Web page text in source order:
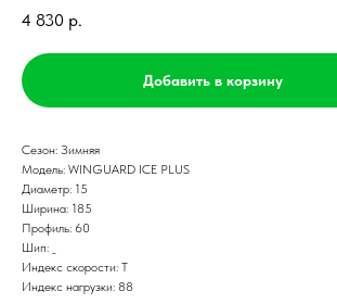
4 830 р.
Добавить в корзину
Сезон: Зимняя
Модель: WINGUARD ICE PLUS
Диаметр: 15
Ширина: 185
Профиль: 60
Шип: _
Индекс скорости: T
Индекс нагрузки: 88